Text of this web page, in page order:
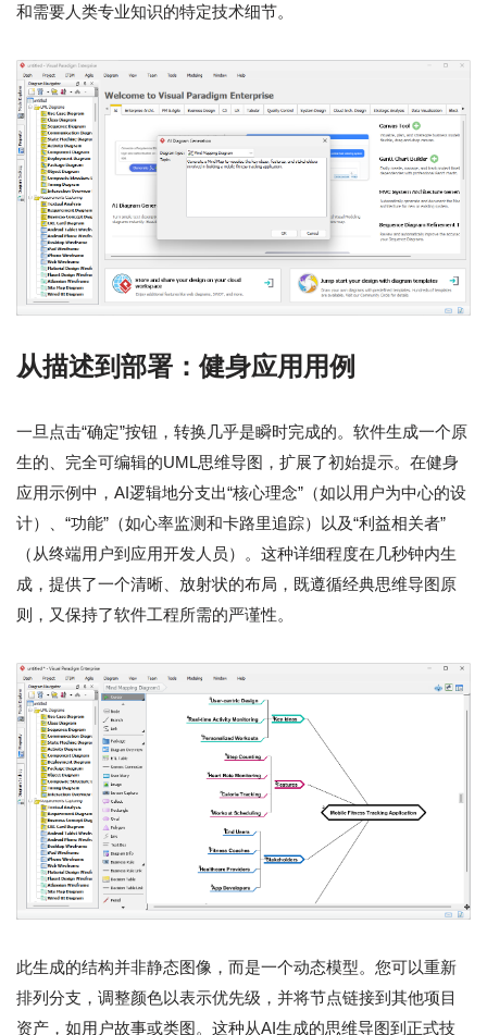
和需要人类专业知识的特定技术细节。
从描述到部署：健身应用用例
一旦点击“确定”按钮，转换几乎是瞬时完成的。软件生成一个原
生的、完全可编辑的UML思维导图，扩展了初始提示。在健身
应用示例中，AI逻辑地分支出“核心理念”（如以用户为中心的设
计）、“功能”（如心率监测和卡路里追踪）以及“利益相关者”
（从终端用户到应用开发人员）。这种详细程度在几秒钟内生
成，提供了一个清晰、放射状的布局，既遵循经典思维导图原
则，又保持了软件工程所需的严谨性。
此生成的结构并非静态图像，而是一个动态模型。您可以重新
排列分支，调整颜色以表示优先级，并将节点链接到其他项目
资产，如用户故事或类图。这种从AI生成的思维导图到正式技